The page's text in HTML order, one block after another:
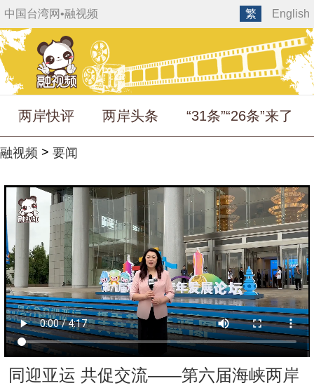
中国台湾网•融视频 English
繁
两岸快评 两岸头条 “31条”“26条”来了
融视频 > 要闻
同迎亚运 共促交流——第六届海峡两岸